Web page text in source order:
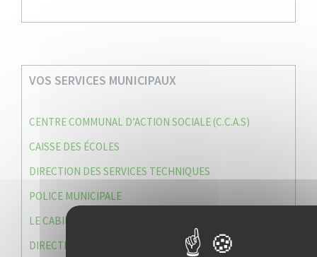
VOS SERVICES MUNICIPAUX
CENTRE COMMUNAL D’ACTION SOCIALE (C.C.A.S)
CAISSE DES ÉCOLES
DIRECTION DES SERVICES TECHNIQUES
POLICE MUNICIPALE
LE CABINET DU MAIRE
DIRECTION DES RESSOURCES ET MOYENS